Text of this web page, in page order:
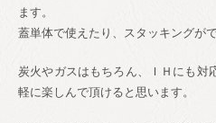
ます。
蓋単体で使えたり、スタッキングが
炭火やガスはもちろん、ＩＨにも対
軽に楽しんで頂けると思います。